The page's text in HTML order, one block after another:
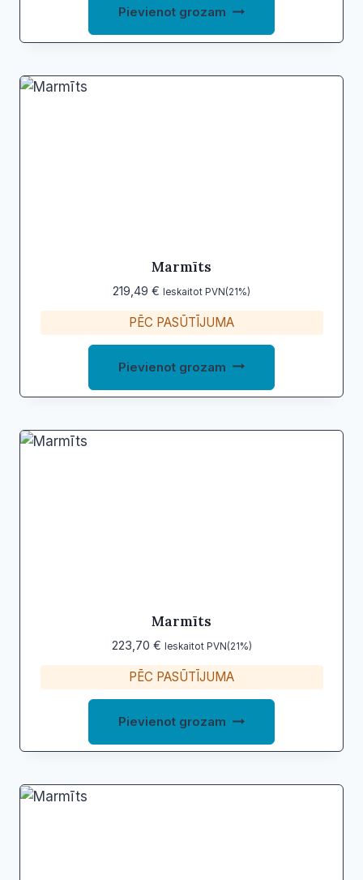
Pievienot grozam
Marmīts
219,49 € Ieskaitot PVN(21%)
PĒC PASŪTĪJUMA
Pievienot grozam
Marmīts
223,70 € Ieskaitot PVN(21%)
PĒC PASŪTĪJUMA
Pievienot grozam